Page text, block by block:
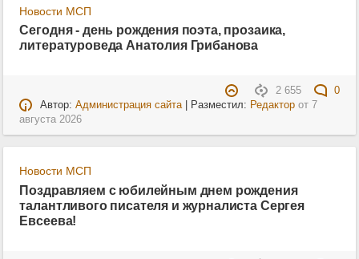
Новости МСП
Сегодня - день рождения поэта, прозаика,
литературоведа Анатолия Грибанова
2 655
0
Автор: Администрация сайта| Разместил: Редакторот 7
августа 2026
Новости МСП
Поздравляем с юбилейным днем рождения
талантливого писателя и журналиста Сергея
Евсеева!